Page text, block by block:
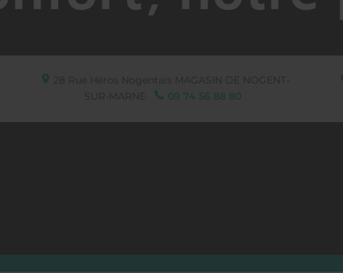
28 Rue Héros Nogentais MAGASIN DE NOGENT-
SUR-MARNE
09 74 56 88 80